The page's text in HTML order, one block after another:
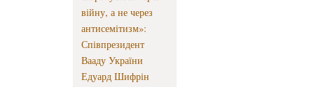
війну, а не через
антисемітизм»:
Співпрезидент
Вааду України
Едуард Шифрін